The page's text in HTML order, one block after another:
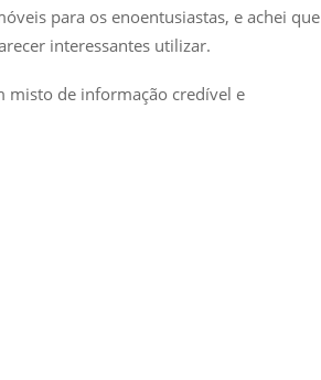
para os enoentusiastas, e achei que
interessantes utilizar.
misto de informação credível e